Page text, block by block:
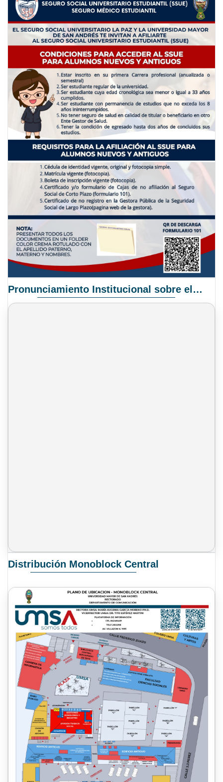
Pronunciamiento Institucional sobre el Proyecto de Ley N° 068/2025-2026 C.S.
Distribución Monoblock Central